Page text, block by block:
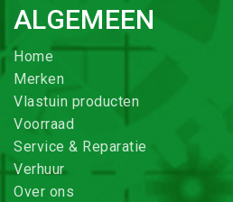
ALGEMEEN
Home
Merken
Vlastuin producten
Voorraad
Service & Reparatie
Verhuur
Over ons